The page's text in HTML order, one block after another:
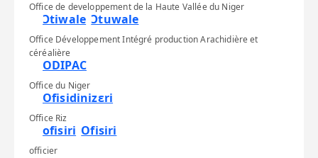
Office de developpement de la Haute Vallée du Niger
Ɔtiwale Ɔtuwale
Office Développement Intégré production Arachidière et
céréalière
ODIPAC
Office du Niger
Ofisidinizɛri
Office Riz
ofisiri Ofisiri
officier